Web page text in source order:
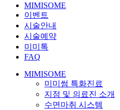
MIMISOME
이벤트
시술안내
시술예약
미미톡
FAQ
MIMISOME
미미썸 특화진료
지점 및 의료진 소개
수면마취 시스템